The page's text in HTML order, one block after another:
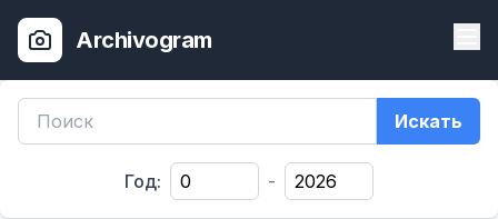
Archivogram
Искать
Год: -